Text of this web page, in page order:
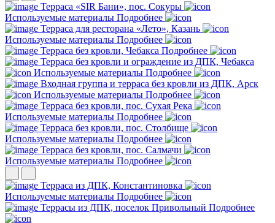
Терраса «SIR Бани», пос. Сокуры
Используемые материалы Подробнее
Терраса для ресторана «Лето», Казань
Используемые материалы Подробнее
Терраса без кровли, Чебакса Подробнее
Терраса без кровли и ограждение из ДПК, Чебакса
Используемые материалы Подробнее
Входная группа и терраса без кровли из ДПК, Арск
Используемые материалы Подробнее
Терраса без кровли, пос. Сухая Река
Используемые материалы Подробнее
Терраса без кровли, пос. Столбище
Используемые материалы Подробнее
Терраса без кровли, пос. Салмачи
Используемые материалы Подробнее
Терраса из ДПК, Константиновка
Используемые материалы Подробнее
Террасы из ДПК, поселок Привольный Подробнее